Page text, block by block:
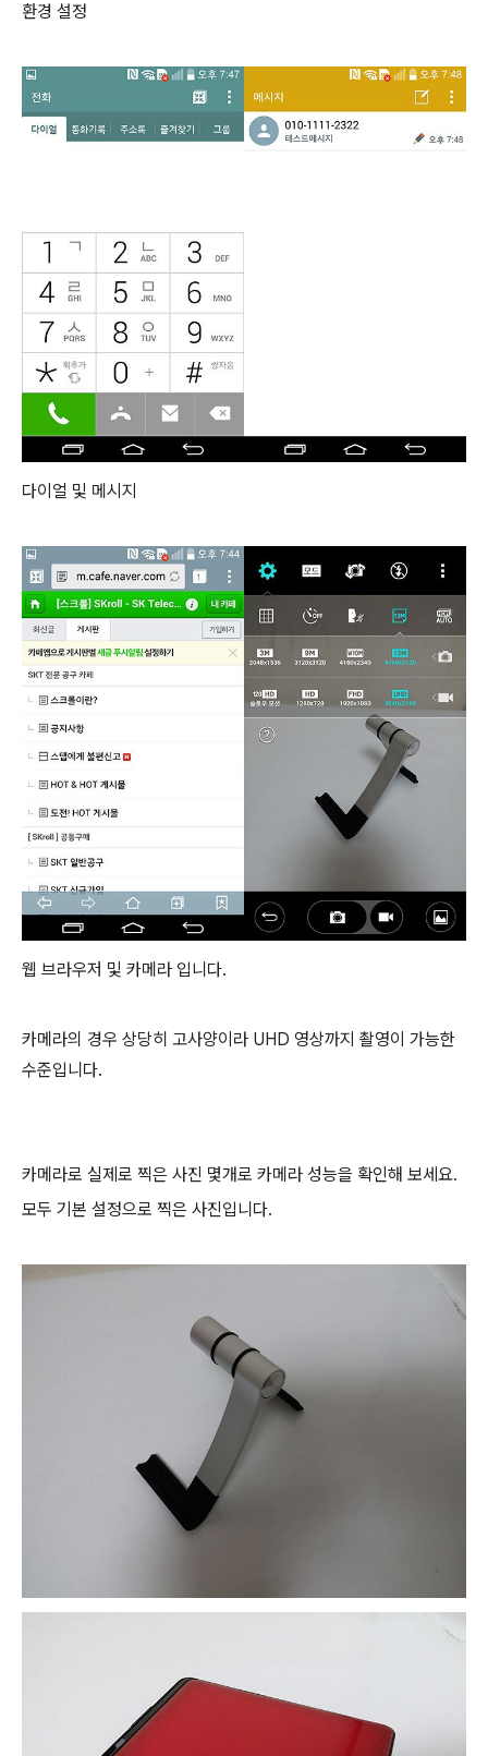
환경 설정
다이얼 및 메시지
웹 브라우저 및 카메라 입니다.
카메라의 경우 상당히 고사양이라 UHD 영상까지 촬영이 가능한
수준입니다.
카메라로 실제로 찍은 사진 몇개로 카메라 성능을 확인해 보세요.
모두 기본 설정으로 찍은 사진입니다.